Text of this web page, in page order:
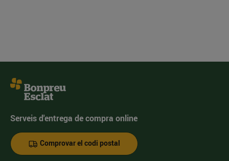
Serveis d'entrega de compra online
Comprovar el codi postal